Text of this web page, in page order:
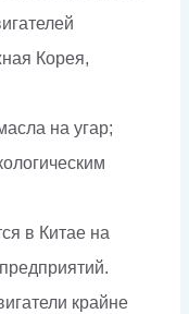
Корея,
на угар;
в Китае на
крайне